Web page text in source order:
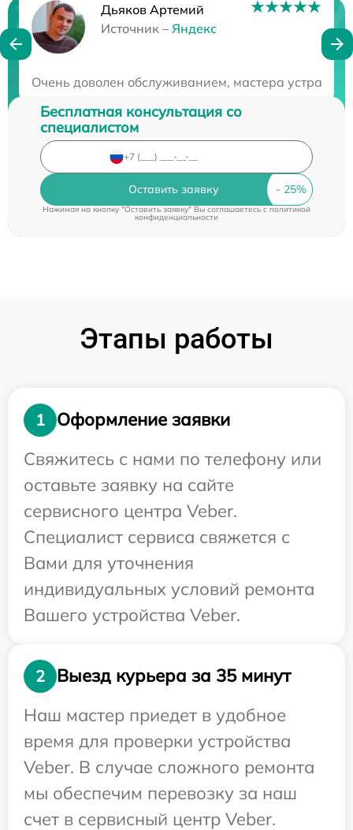
Дьяков Артемий
Источник – Яндекс
Очень доволен обслуживанием, мастера
Нужна консультация?
Бесплатная консультация со
специалистом
Оставить заявку
Нажимая на кнопку "Оставить заявку" Вы соглашаетесь cполитикой
конфиденциальности
Этапы работы
1
Оформление заявки
Свяжитесь с нами по телефону или
оставьте заявку на сайте
сервисного центра Veber.
Специалист сервиса свяжется с
Вами для уточнения
индивидуальных условий ремонта
Вашего устройства Veber.
2
Выезд курьера за 35 минут
Наш мастер приедет в удобное
время для проверки устройства
Veber. В случае сложного ремонта
мы обеспечим перевозку за наш
счет в сервисный центр Veber.